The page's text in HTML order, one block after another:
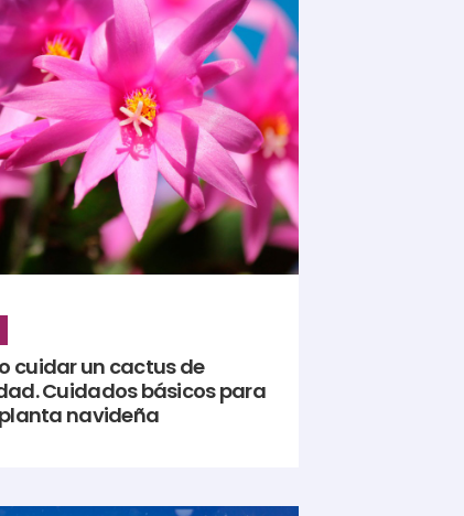
cuidar un cactus de
Cuidados básicos para
navideña